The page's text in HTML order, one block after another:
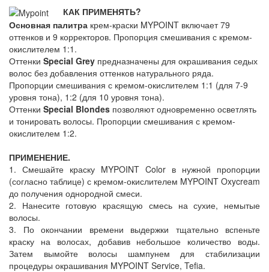
КАК ПРИМЕНЯТЬ?
Основная палитра крем-краски MYPOINT включает 79
оттенков и 9 корректоров. Пропорция смешивания с кремом-
окислителем 1:1.
Оттенки Special Grey предназначены для окрашивания седых
волос без добавления оттенков натурального ряда.
Пропорции смешивания с кремом-окислителем 1:1 (для 7-9
уровня тона), 1:2 (для 10 уровня тона).
Оттенки Special Blondes позволяют одновременно осветлять
и тонировать волосы. Пропорции смешивания с кремом-
окислителем 1:2.
ПРИМЕНЕНИЕ.
1. Смешайте краску MYPOINT Color в нужной пропорции
(согласно таблице) с кремом-окислителем MYPOINT Oxycream
до получения однородной смеси.
2. Нанесите готовую красящую смесь на сухие, немытые
волосы.
3. По окончании времени выдержки тщательно вспеньте
краску на волосах, добавив небольшое количество воды.
Затем вымойте волосы шампунем для стабилизации
процедуры окрашивания MYPOINT Service, Tefia.